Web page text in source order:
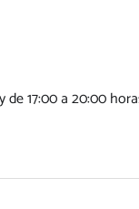
17:00 a 20:00